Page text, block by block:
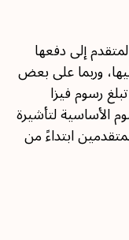
إلى دفعها
وربما على بعض
رسوم فيزا
الرسوم الأساسية لتأشيرة
طويلة الأجل 150 يورو للمتقدمين ابتداءً من